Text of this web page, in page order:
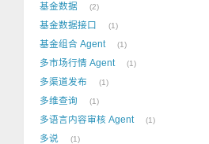
基金数据 2
基金数据接口 1
基金组合 Agent 1
多市场行情 Agent 1
多渠道发布 1
多维查询 1
多语言内容审核 Agent 1
多说 1